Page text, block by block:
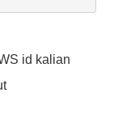
id kalian